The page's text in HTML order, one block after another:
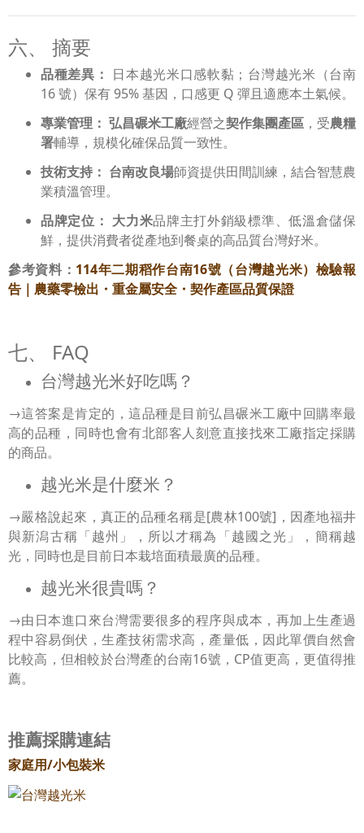
六、 摘要
品種差異： 日本越光米口感軟黏；台灣越光米（台南
16 號）保有 95% 基因，口感更 Q 彈且適應本土氣候。
專業管理： 弘昌碾米工廠經營之契作集團產區 ，受農糧
署輔導，規模化確保品質一致性。
技術支持： 台南改良場師資提供田間訓練，結合智慧農
業積溫管理。
品牌定位： 大力米品牌主打外銷級標準、低溫倉儲保
鮮，提供消費者從產地到餐桌的高品質台灣好米。
參考資料： 114年二期稻作台南16號（台灣越光米）檢驗報
告｜農藥零檢出・重金屬安全・契作產區品質保證
七、 FAQ
台灣越光米好吃嗎？
→這答案是肯定的，這品種是目前弘昌碾米工廠中回購率最
高的品種，同時也會有北部客人刻意直接找來工廠指定採購
的商品。
越光米是什麼米？
→嚴格說起來，真正的品種名稱是[農林100號]，因產地福井
與新潟古稱「越州」，所以才稱為「越國之光」，簡稱越
光，同時也是目前日本栽培面積最廣的品種。
越光米很貴嗎？
→由日本進口來台灣需要很多的程序與成本，再加上生產過
程中容易倒伏，生產技術需求高，產量低，因此單價自然會
比較高，但相較於台灣產的台南16號，CP值更高，更值得推
薦。
推薦採購連結
家庭用/小包裝米